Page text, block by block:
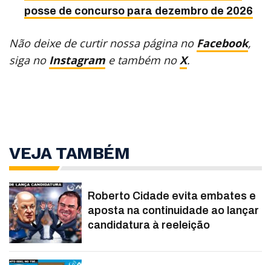
posse de concurso para dezembro de 2026
Não deixe de curtir nossa página no Facebook,
siga no Instagram e também noX.
VEJA TAMBÉM
Roberto Cidade evita embates e
aposta na continuidade ao lançar
candidatura à reeleição